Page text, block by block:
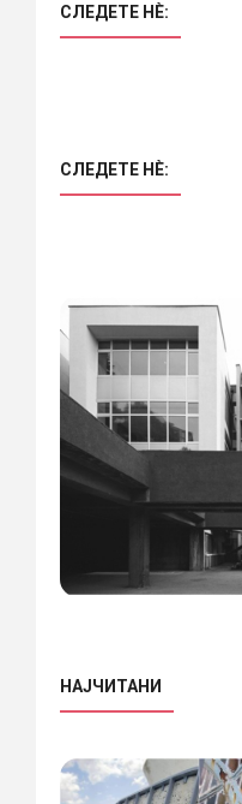
СЛЕДЕТЕ НÈ:
СЛЕДЕТЕ НÈ:
НАЈЧИТАНИ